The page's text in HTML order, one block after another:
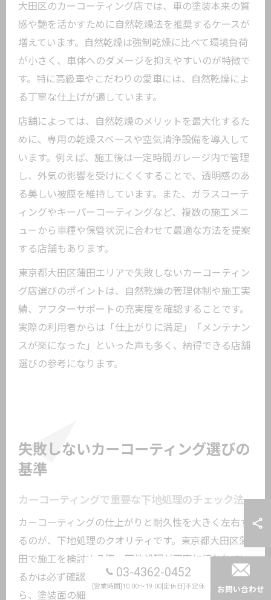
大田区のカーコーティング店では、車の塗装本来の質
感や艶を活かすために自然乾燥法を推奨するケースが
増えています。自然乾燥は強制乾燥に比べて環境負荷
が小さく、車体へのダメージを抑えやすいのが特徴で
す。特に高級車やこだわりの愛車には、自然乾燥によ
る丁寧な仕上げが適しています。
店舗によっては、自然乾燥のメリットを最大化するた
めに、専用の乾燥スペースや空気清浄設備を導入して
います。例えば、施工後は一定時間ガレージ内で管理
し、外気の影響を受けにくくすることで、透明感のあ
る美しい被膜を維持しています。また、ガラスコーテ
ィングやキーパーコーティングなど、複数の施工メニ
ューから車種や保管状況に合わせて最適な方法を提案
する店舗もあります。
東京都大田区蒲田エリアで失敗しないカーコーティン
グ店選びのポイントは、自然乾燥の管理体制や施工実
績、アフターサポートの充実度を確認することです。
実際の利用者からは「仕上がりに満足」「メンテナン
スが楽になった」といった声も多く、納得できる店舗
選びの参考になります。
失敗しないカーコーティング選びの
基準
カーコーティングで重要な下地処理のチェック法
カーコーティングの仕上がりと耐久性を大きく左右す
るのが、下地処理のクオリティです。東京都大田区蒲
田で施工を検討する際、下地処理が丁寧に行われてい
るかは必ず確認すべきポイントとなります。なぜな
ら、塗装面の細かなキズや汚れが残ったままコーティ
03-4362-0452
[営業時間]10:00～19:00[定休日]不定休 お問い合わせ